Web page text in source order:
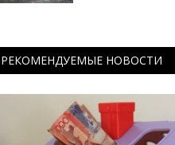
РЕКОМЕНДУЕМЫЕ НОВОСТИ